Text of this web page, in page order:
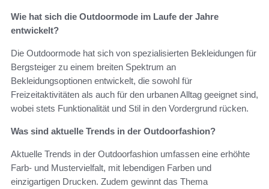
Wie hat sich die Outdoormode im Laufe der Jahre
entwickelt?
Die Outdoormode hat sich von spezialisierten Bekleidungen für
Bergsteiger zu einem breiten Spektrum an
Bekleidungsoptionen entwickelt, die sowohl für
Freizeitaktivitäten als auch für den urbanen Alltag geeignet sind,
wobei stets Funktionalität und Stil in den Vordergrund rücken.
Was sind aktuelle Trends in der Outdoorfashion?
Aktuelle Trends in der Outdoorfashion umfassen eine erhöhte
Farb- und Mustervielfalt, mit lebendigen Farben und
einzigartigen Drucken. Zudem gewinnt das Thema